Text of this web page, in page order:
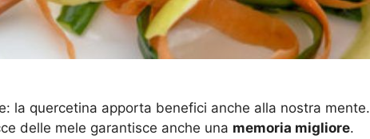
la quercetina apporta benefici anche alla nostra mente.
delle mele garantisce anche una memoria migliore.